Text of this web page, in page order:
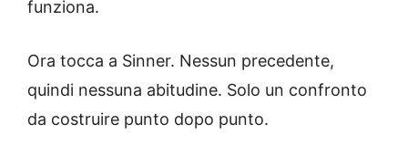
funziona.
Ora tocca a Sinner. Nessun precedente,
quindi nessuna abitudine. Solo un confronto
da costruire punto dopo punto.